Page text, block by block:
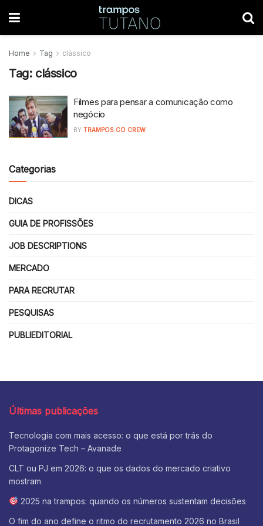
Home Tag clássico
Tag: clássico
Filmes para pensar a comunicação como
negócio
BY TRAMPOS.CO CREW
Categorias
DICAS
GUIA DE PROFISSÕES
JOB DESCRIPTIONS
MERCADO
PARA RECRUTAR
PESQUISAS
PUBLIEDITORIAL
Últimas publicações
Tecnologia com mais acesso: o que está por trás do
Protagonize Tech – Avanade
CLT ou PJ em 2026: o que os dados do mercado criativo
mostram
2025 na trampos: quando os números sustentam decisões
O fim do ano define o ritmo do recrutamento 2026 no Brasil